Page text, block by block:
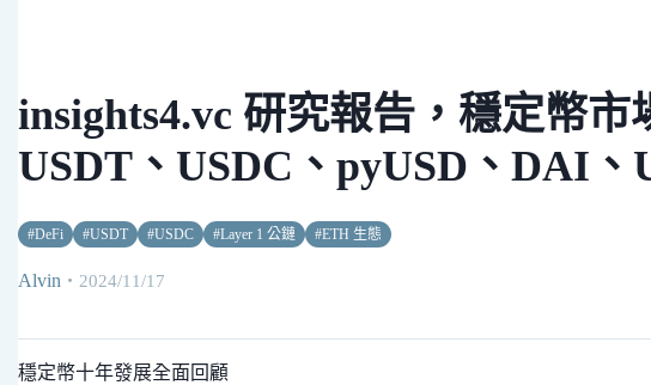
insights4.vc 研究報告，穩定幣市
USDT、USDC、pyUSD、DAI、
#DeFi #USDT #USDC #Layer 1 公鏈 #ETH 生態
Alvin ・ 2024/11/17
穩定幣十年發展全面回顧